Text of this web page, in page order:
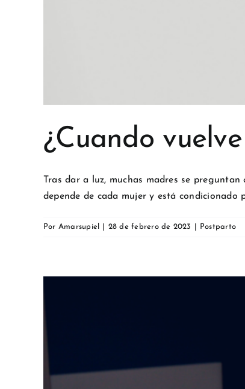
¿Cuando
Tras dar a luz, muchas madres se
depende de cada mujer y está condicionado
Por Amarsupiel 28 de febrero de 2023 Postparto